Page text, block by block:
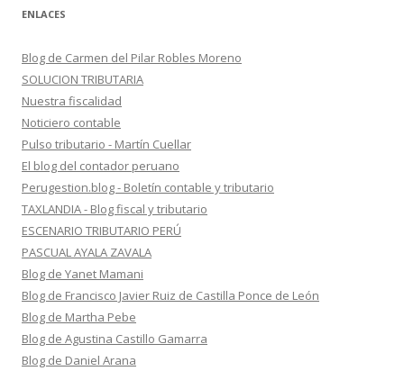
ENLACES
Blog de Carmen del Pilar Robles Moreno
SOLUCION TRIBUTARIA
Nuestra fiscalidad
Noticiero contable
Pulso tributario - Martín Cuellar
El blog del contador peruano
Perugestion.blog - Boletín contable y tributario
TAXLANDIA - Blog fiscal y tributario
ESCENARIO TRIBUTARIO PERÚ
PASCUAL AYALA ZAVALA
Blog de Yanet Mamani
Blog de Francisco Javier Ruiz de Castilla Ponce de León
Blog de Martha Pebe
Blog de Agustina Castillo Gamarra
Blog de Daniel Arana